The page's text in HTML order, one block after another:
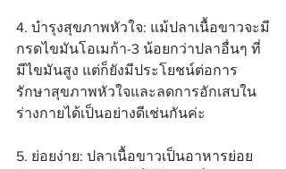
4. บำรุงสุขภาพหัวใจ: แม้ปลาเนื้อขาวจะมี
กรดไขมันโอเมก้า-3 น้อยกว่าปลาอื่นๆ ที่
มีไขมันสูง แต่ก็ยังมีประโยชน์ต่อการ
รักษาสุขภาพหัวใจและลดการอักเสบใน
ร่างกายได้เป็นอย่างดีเช่นกันค่ะ
5. ย่อยง่าย: ปลาเนื้อขาวเป็นอาหารย่อย